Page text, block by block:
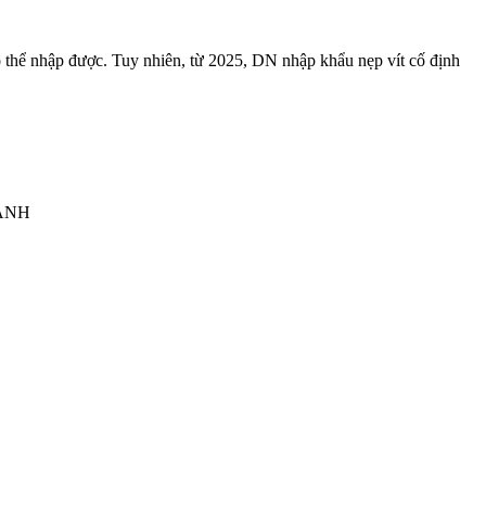
nhập được. Tuy nhiên, từ 2025, DN nhập khẩu nẹp vít cố định